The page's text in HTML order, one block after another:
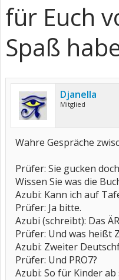
für Euch
Spaß
Djanella
Mitglied
Wahre Gespräche
Prüfer: Sie gucken
Wissen Sie was die
Azubi: Kann ich auf
Prüfer: Ja bitte.
Azubi (schreibt): Das
Prüfer: Und was heißt
Azubi: Zweiter
Prüfer: Und PRO7?
Azubi: So für Kinder ab